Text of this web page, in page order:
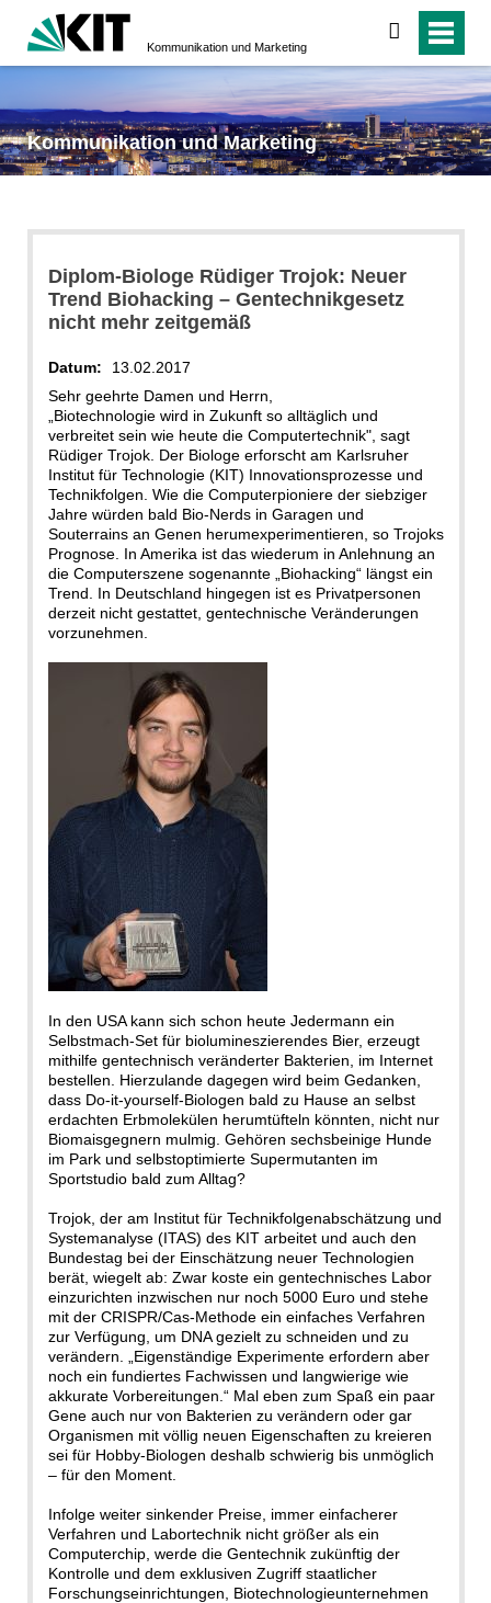
Kommunikation und Marketing
suchen
Kommunikation und Marketing
Diplom-Biologe Rüdiger Trojok: Neuer
Trend Biohacking – Gentechnikgesetz
nicht mehr zeitgemäß
Datum:
13.02.2017
Sehr geehrte Damen und Herrn,
„Biotechnologie wird in Zukunft so alltäglich und
verbreitet sein wie heute die Computertechnik", sagt
Rüdiger Trojok. Der Biologe erforscht am Karlsruher
Institut für Technologie (KIT) Innovationsprozesse und
Technikfolgen. Wie die Computerpioniere der siebziger
Jahre würden bald Bio-Nerds in Garagen und
Souterrains an Genen herumexperimentieren, so Trojoks
Prognose. In Amerika ist das wiederum in Anlehnung an
die Computerszene sogenannte „Biohacking“ längst ein
Trend. In Deutschland hingegen ist es Privatpersonen
derzeit nicht gestattet, gentechnische Veränderungen
vorzunehmen.
In den USA kann sich schon heute Jedermann ein
Selbstmach-Set für biolumineszierendes Bier, erzeugt
mithilfe gentechnisch veränderter Bakterien, im Internet
bestellen. Hierzulande dagegen wird beim Gedanken,
dass Do-it-yourself-Biologen bald zu Hause an selbst
erdachten Erbmolekülen herumtüfteln könnten, nicht nur
Biomaisgegnern mulmig. Gehören sechsbeinige Hunde
im Park und selbstoptimierte Supermutanten im
Sportstudio bald zum Alltag?
Trojok, der am Institut für Technikfolgenabschätzung und
Systemanalyse (ITAS) des KIT arbeitet und auch den
Bundestag bei der Einschätzung neuer Technologien
berät, wiegelt ab: Zwar koste ein gentechnisches Labor
einzurichten inzwischen nur noch 5000 Euro und stehe
mit der CRISPR/Cas-Methode ein einfaches Verfahren
zur Verfügung, um DNA gezielt zu schneiden und zu
verändern. „Eigenständige Experimente erfordern aber
noch ein fundiertes Fachwissen und langwierige wie
akkurate Vorbereitungen.“ Mal eben zum Spaß ein paar
Gene auch nur von Bakterien zu verändern oder gar
Organismen mit völlig neuen Eigenschaften zu kreieren
sei für Hobby-Biologen deshalb schwierig bis unmöglich
– für den Moment.
Infolge weiter sinkender Preise, immer einfacherer
Verfahren und Labortechnik nicht größer als ein
Computerchip, werde die Gentechnik zukünftig der
Kontrolle und dem exklusiven Zugriff staatlicher
Forschungseinrichtungen, Biotechnologieunternehmen